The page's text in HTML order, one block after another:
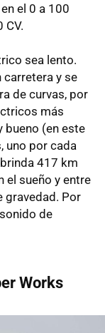
el 0 a 100
CV.
sea lento.
carretera y se
de curvas, por
más
bueno (en este
uno por cada
417 km
el sueño y entre
gravedad. Por
de
Works